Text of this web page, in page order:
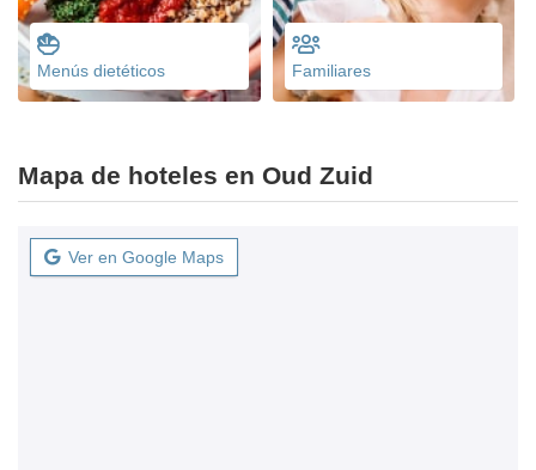
Menús dietéticos Familiares
Mapa de hoteles en Oud Zuid
Ver en Google Maps